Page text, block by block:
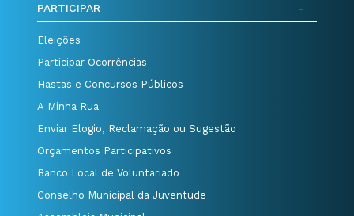
PARTICIPAR
Eleições
Participar Ocorrências
Hastas e Concursos Públicos
A Minha Rua
Enviar Elogio, Reclamação ou Sugestão
Orçamentos Participativos
Banco Local de Voluntariado
Conselho Municipal da Juventude